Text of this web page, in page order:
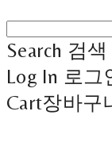
Search 검색
Log In 로그
Cart장바구